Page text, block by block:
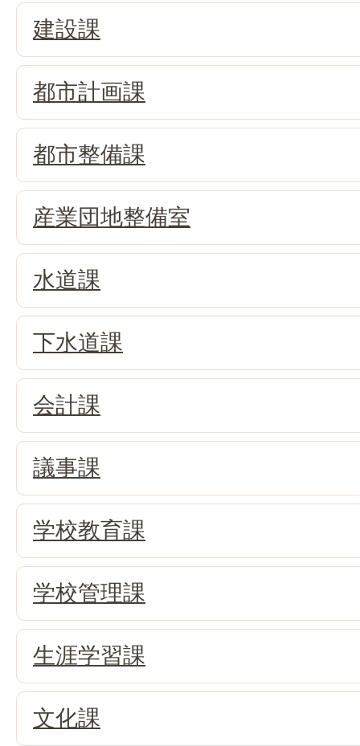
建設課
都市計画課
都市整備課
産業団地整備室
水道課
下水道課
会計課
議事課
学校教育課
学校管理課
生涯学習課
文化課